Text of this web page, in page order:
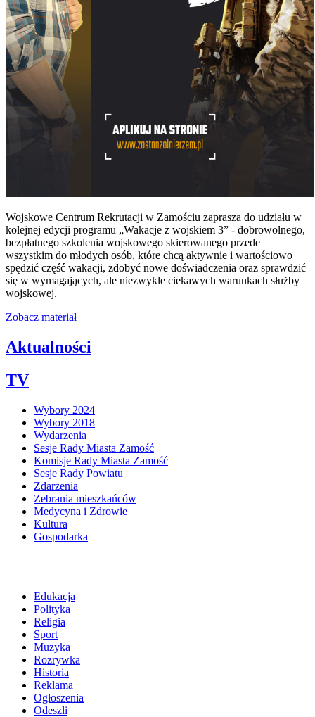
Wojskowe Centrum Rekrutacji w Zamościu zaprasza do udziału w
kolejnej edycji programu „Wakacje z wojskiem 3” - dobrowolnego,
bezpłatnego szkolenia wojskowego skierowanego przede
wszystkim do młodych osób, które chcą aktywnie i wartościowo
spędzić część wakacji, zdobyć nowe doświadczenia oraz sprawdzić
się w wymagających, ale niezwykle ciekawych warunkach służby
wojskowej.
Zobacz materiał
Aktualności
TV
Wybory 2024
Wybory 2018
Wydarzenia
Sesje Rady Miasta Zamość
Komisje Rady Miasta Zamość
Sesje Rady Powiatu
Zdarzenia
Zebrania mieszkańców
Medycyna i Zdrowie
Kultura
Gospodarka
Edukacja
Polityka
Religia
Sport
Muzyka
Rozrywka
Historia
Reklama
Ogłoszenia
Odeszli